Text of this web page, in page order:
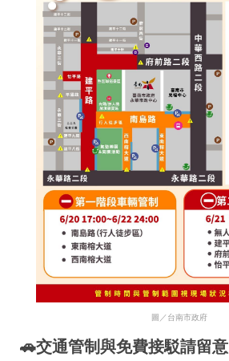
圖／台南市政府
🚗交通管制與免費接駁請留意